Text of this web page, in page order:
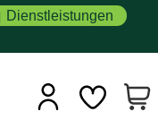
Dienstleistungen